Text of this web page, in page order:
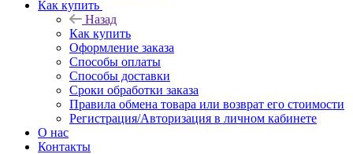
Как купить
Назад
Как купить
Оформление заказа
Способы оплаты
Способы доставки
Сроки обработки заказа
Правила обмена товара или возврат его стоимости
Регистрация/Авторизация в личном кабинете
О нас
Контакты